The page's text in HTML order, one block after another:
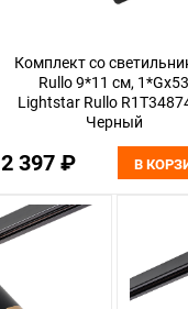
Комплект со
Rullo 9*11 см, 1*Gx53
Lightstar Rullo
Черный
2 397 ₽ В